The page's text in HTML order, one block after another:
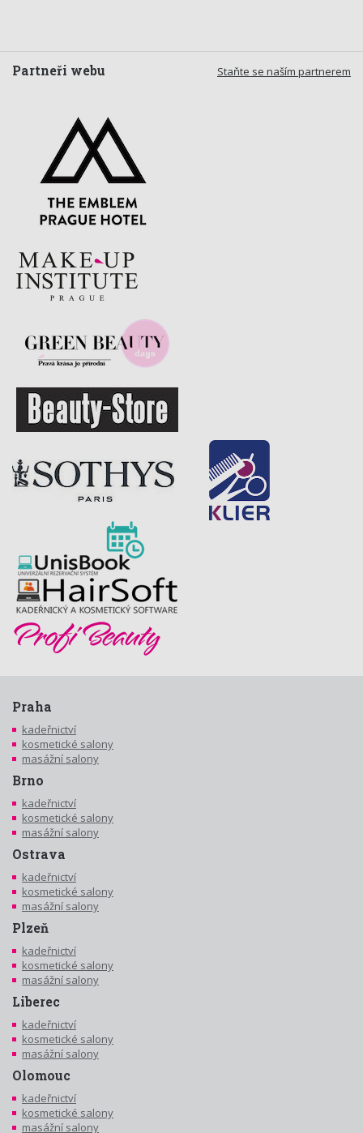
Staňte se naším partnerem
Partneři webu
Praha
kadeřnictví
kosmetické salony
masážní salony
Brno
kadeřnictví
kosmetické salony
masážní salony
Ostrava
kadeřnictví
kosmetické salony
masážní salony
Plzeň
kadeřnictví
kosmetické salony
masážní salony
Liberec
kadeřnictví
kosmetické salony
masážní salony
Olomouc
kadeřnictví
kosmetické salony
masážní salony